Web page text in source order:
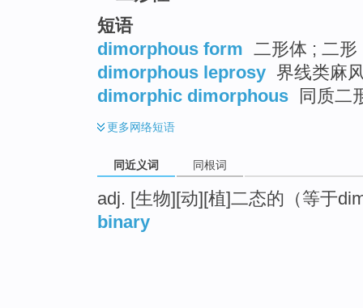
短语
dimorphous form 二形体 ; 二形
dimorphous leprosy 界线类麻
dimorphic dimorphous
同质二
更多网络短语
同近义词 同根词
adj. [生物][动][植]二态的（等于
binary